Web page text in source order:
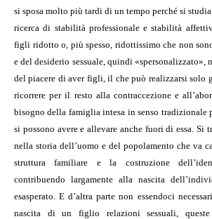
si sposa molto più tardi di un tempo perché si
ricerca di stabilità professionale e stabilità
figli ridotto o, più spesso, ridottissimo che non
e del desiderio sessuale, quindi «spersonalizzato»,
del piacere di aver figli, il che può realizzarsi solo
ricorrere per il resto alla contraccezione e
bisogno della famiglia intesa in senso tradizionale
si possono avere e allevare anche fuori di essa. Si
nella storia dell’uomo e del popolamento che va
struttura familiare e la costruzione
contribuendo largamente alla nascita
esasperato. E d’altra parte non essendoci
nascita di un figlio relazioni sessuali,